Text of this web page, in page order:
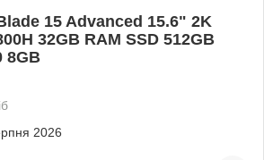
15 Advanced 15.6" 2K
32GB RAM SSD 512GB
8GB
2026